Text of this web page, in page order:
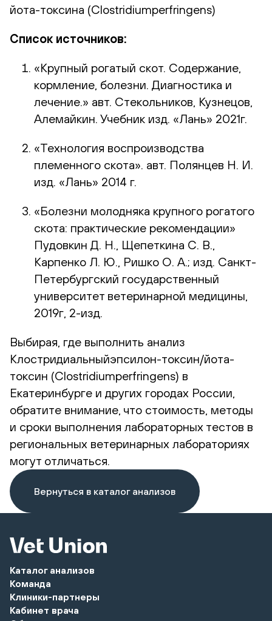
йота-токсина (Clostridiumperfringens)
Список источников:
«Крупный рогатый скот. Содержание,
кормление, болезни. Диагностика и
лечение.» авт. Стекольников, Кузнецов,
Алемайкин. Учебник изд. «Лань» 2021г.
«Технология воспроизводства
племенного скота». авт. Полянцев Н. И.
изд. «Лань» 2014 г.
«Болезни молодняка крупного рогатого
скота: практические рекомендации»
Пудовкин Д. Н., Щепеткина С. В.,
Карпенко Л. Ю., Ришко О. А.; изд. Санкт-
Петербургский государственный
университет ветеринарной медицины,
2019г, 2-изд.
Выбирая, где выполнить анализ
Клостридиальныйэпсилон-токсин/йота-
токсин (Clostridiumperfringens) в
Екатеринбурге и других городах России,
обратите внимание, что стоимость, методы
и сроки выполнения лабораторных тестов в
региональных ветеринарных лабораториях
могут отличаться.
Вернуться в каталог анализов
Каталог анализов
Команда
Клиники-партнеры
Кабинет врача